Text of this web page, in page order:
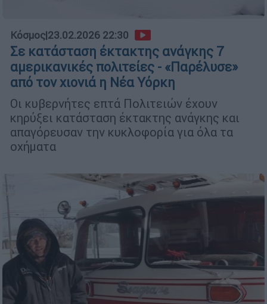
Κόσμος|23.02.2026 22:30
Σε κατάσταση έκτακτης ανάγκης 7
αμερικανικές πολιτείες - «Παρέλυσε»
από τον χιονιά η Νέα Υόρκη
Οι κυβερνήτες επτά Πολιτειών έχουν
κηρύξει κατάσταση έκτακτης ανάγκης και
απαγόρευσαν την κυκλοφορία για όλα τα
οχήματα